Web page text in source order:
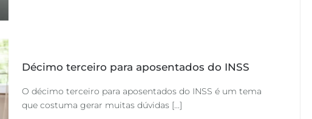
Décimo terceiro para aposentados do INSS
O décimo terceiro para aposentados do INSS é um tema
que costuma gerar muitas dúvidas [...]